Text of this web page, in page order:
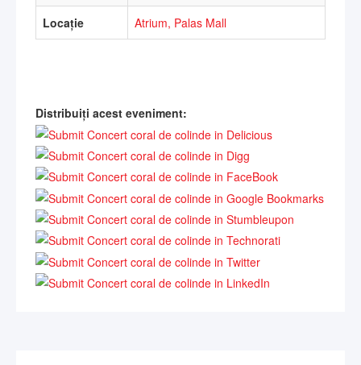
Locație Atrium, Palas Mall
Distribuiți acest eveniment: